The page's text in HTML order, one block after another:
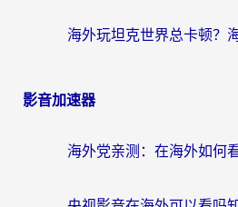
影音加速器